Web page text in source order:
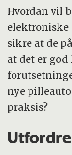
Hvordan vil
elektroniske
sikre at de
at det er
nye
praksis?